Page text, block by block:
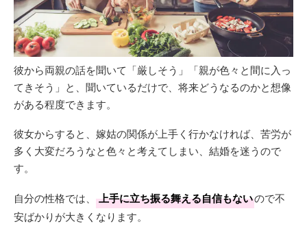
彼から両親の話を聞いて「厳しそう」「親が色々と間に入っ
てきそう」と、聞いているだけで、将来どうなるのかと想像
がある程度できます。
彼女からすると、嫁姑の関係が上手く行かなければ、苦労が
多く大変だろうなと色々と考えてしまい、結婚を迷うので
す。
自分の性格では、 上手に立ち振る舞える自信もないので不
安ばかりが大きくなります。